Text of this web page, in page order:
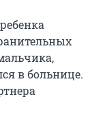
в больнице.